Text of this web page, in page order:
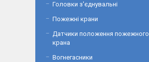
Головки з'єднувальні
Пожежні крани
Датчики положення пожежного
крана
Вогнегасники